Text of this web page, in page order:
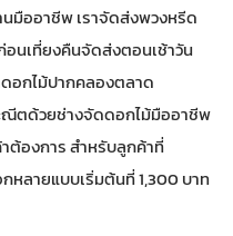
มืออาชีพ เราจัดส่งพวงหรีด
นเที่ยงคืนจัดส่งตอนเช้าวัน
อกไม้ปากคลองตลาด
ตด้วยช่างจัดดอกไม้มืออาชีพ
ต้องการ สำหรับลูกค้าที่
กหลายแบบเริ่มต้นที่ 1,300 บาท